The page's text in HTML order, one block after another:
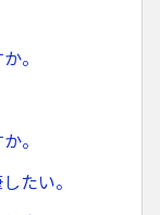
。
。
たい。